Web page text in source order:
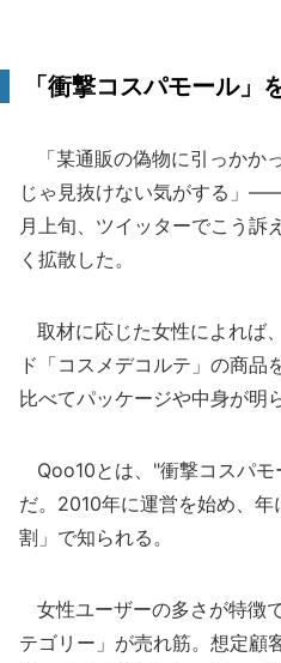
「衝撃コスパモール」
「某通販の偽物に引っかか
じゃ見抜けない気がする」
月上旬、ツイッターでこう訴
く拡散した。
取材に応じた女性によれば
ド「コスメデコルテ」の商品
比べてパッケージや中身が明
Qoo10とは、"衝撃コスパモ
だ。2010年に運営を始め、
割」で知られる。
女性ユーザーの多さが特徴
テゴリー」が売れ筋。想定顧